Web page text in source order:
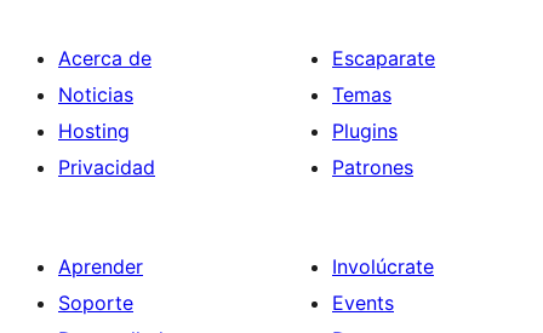
Acerca de
Noticias
Hosting
Privacidad
Escaparate
Temas
Plugins
Patrones
Aprender
Soporte
Involúcrate
Events